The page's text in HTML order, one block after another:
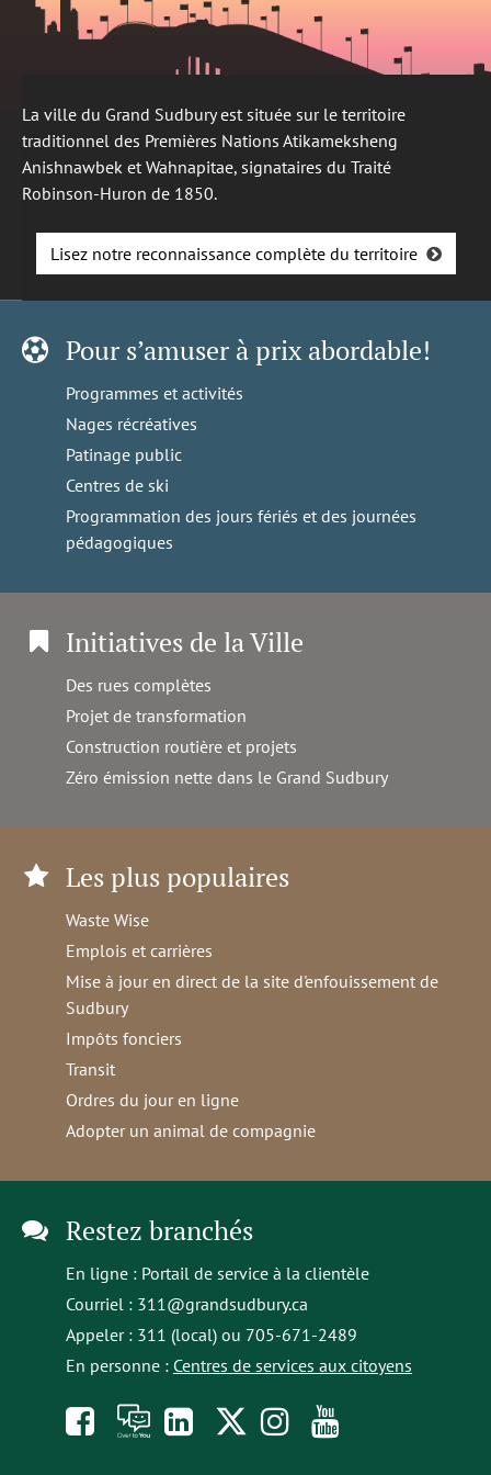
La ville du Grand Sudbury est située sur le territoire
traditionnel des Premières Nations Atikameksheng
Anishnawbek et Wahnapitae, signataires du Traité
Robinson-Huron de 1850.
Lisez notre reconnaissance complète du territoire
Pour s’amuser à prix abordable!
Programmes et activités
Nages récréatives
Patinage public
Centres de ski
Programmation des jours fériés et des journées
pédagogiques
Initiatives de la Ville
Des rues complètes
Projet de transformation
Construction routière et projets
Zéro émission nette dans le Grand Sudbury
Les plus populaires
Waste Wise
Emplois et carrières
Mise à jour en direct de la site d'enfouissement de
Sudbury
Impôts fonciers
Transit
Ordres du jour en ligne
Adopter un animal de compagnie
Restez branchés
En ligne : Portail de service à la clientèle
Courriel : 311@grandsudbury.ca
Appeler : 311 (local) ou 705-671-2489
En personne : Centres de services aux citoyens
Like À
opensFollowFollow